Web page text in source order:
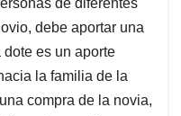
de diferentes
debe aportar una
es un aporte
la familia de la
compra de la novia,